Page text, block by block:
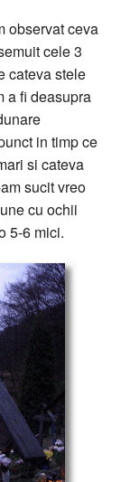
observat ceva
cele 3
cateva stele
a fi deasupra
in timp ce
si cateva
sucit vreo
cu ochii
5-6 mici.